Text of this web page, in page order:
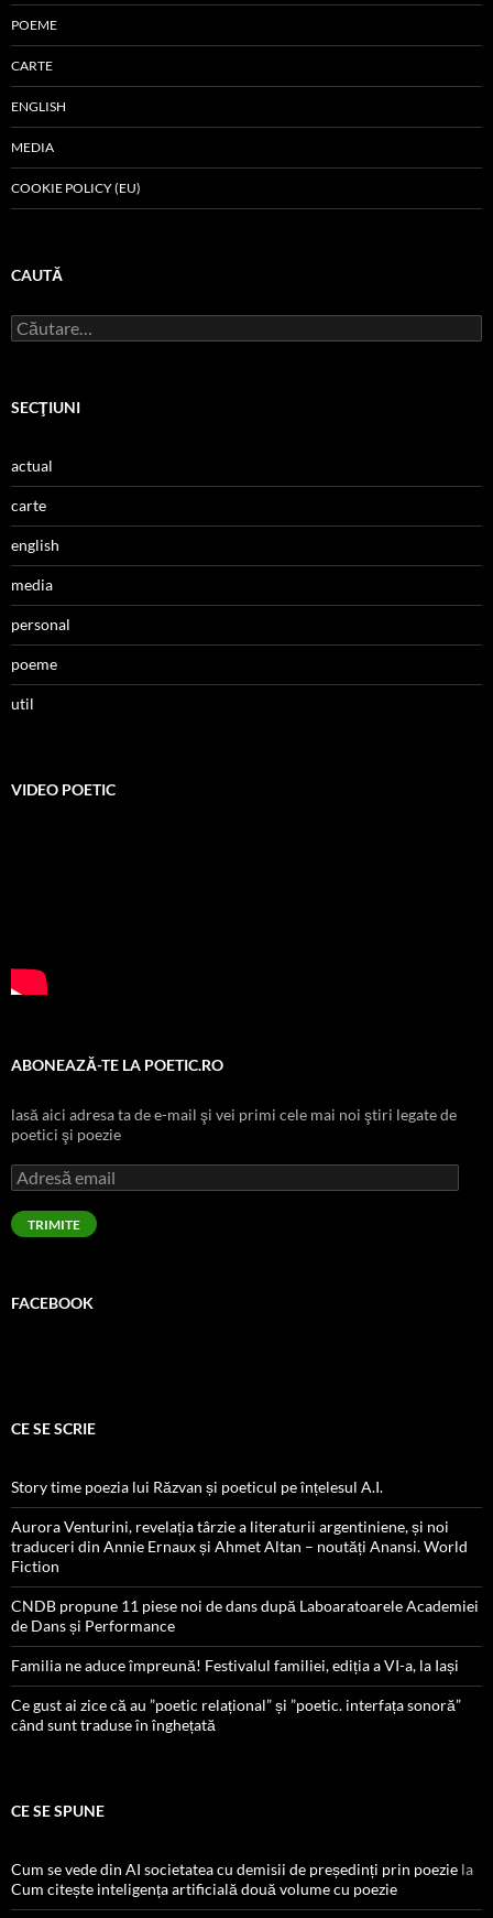
POEME
CARTE
ENGLISH
MEDIA
COOKIE POLICY (EU)
CAUTĂ
Caută
după:
SECŢIUNI
actual
carte
english
media
personal
poeme
util
VIDEO POETIC
ABONEAZĂ-TE LA POETIC.RO
lasă aici adresa ta de e-mail şi vei primi cele mai noi ştiri legate de
poetici şi poezie
Adresă
email
TRIMITE
FACEBOOK
CE SE SCRIE
Story time poezia lui Răzvan și poeticul pe înțelesul A.I.
Aurora Venturini, revelația târzie a literaturii argentiniene, și noi
traduceri din Annie Ernaux și Ahmet Altan – noutăți Anansi. World
Fiction
CNDB propune 11 piese noi de dans după Laboaratoarele Academiei
de Dans și Performance
Familia ne aduce împreună! Festivalul familiei, ediția a VI-a, la Iași
Ce gust ai zice că au ”poetic relațional” și ”poetic. interfața sonoră”
când sunt traduse în înghețată
CE SE SPUNE
Cum se vede din AI societatea cu demisii de președinți prin poezie la
Cum citește inteligența artificială două volume cu poezie